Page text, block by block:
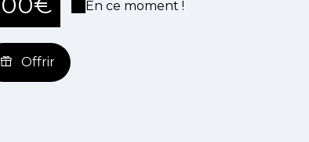
En ce moment !
Offrir